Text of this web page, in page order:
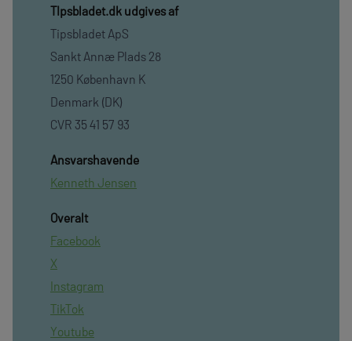
TIpsbladet.dk udgives af
Tipsbladet ApS
Sankt Annæ Plads 28
1250 København K
Denmark (DK)
CVR 35 41 57 93
Ansvarshavende
Kenneth Jensen
Overalt
Facebook
X
Instagram
TikTok
Youtube